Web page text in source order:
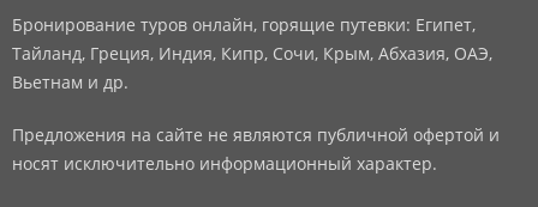
Бронирование туров онлайн, горящие путевки: Египет,
Тайланд, Греция, Индия, Кипр, Сочи, Крым, Абхазия, ОАЭ,
Вьетнам и др.
Предложения на сайте не являются публичной офертой и
носят исключительно информационный характер.